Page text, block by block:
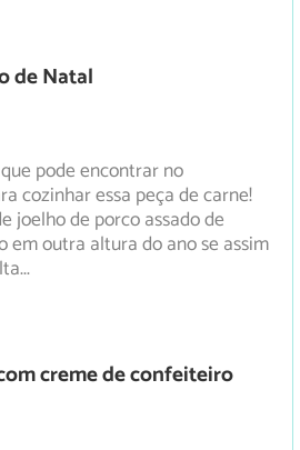
de Natal
pode encontrar no
cozinhar essa peça de carne!
joelho de porco assado de
em outra altura do ano se assim
...
creme de confeiteiro